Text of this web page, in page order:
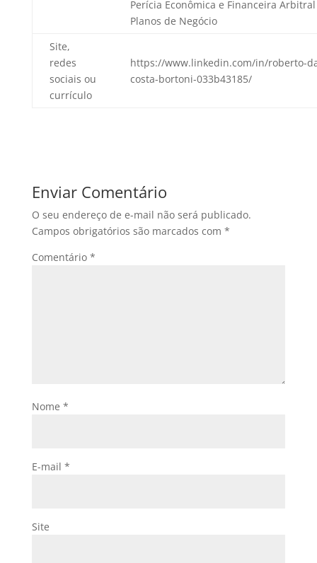
Perícia Econômica e Financeira Arbitral
Planos de Negócio
Site,
redes
sociais ou
currículo
https://www.linkedin.com/in/roberto-
costa-bortoni-033b43185/
Enviar Comentário
O seu endereço de e-mail não será publicado.
Campos obrigatórios são marcados com *
Comentário *
Nome *
E-mail *
Site